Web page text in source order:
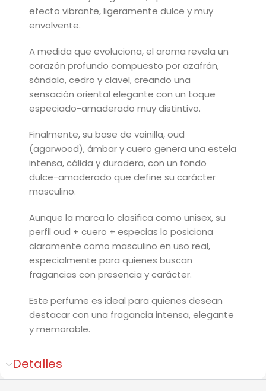
efecto vibrante, ligeramente dulce y muy
envolvente.
A medida que evoluciona, el aroma revela un
corazón profundo compuesto porazafrán,
sándalo, cedro y clavel, creando una
sensación oriental elegante con un toque
especiado-amaderado muy distintivo.
Finalmente, su base de vainilla, oud
(agarwood), ámbar y cuero genera una estela
intensa, cálida y duradera, con un fondo
dulce-amaderado que define su carácter
masculino.
Aunque la marca lo clasifica como unisex, su
perfil oud + cuero + especias lo posiciona
claramente como masculino en uso real,
especialmente para quienes buscan
fragancias con presencia y carácter.
Este perfume es ideal para quienes desean
destacar con una fragancia intensa, elegante
y memorable.
Detalles